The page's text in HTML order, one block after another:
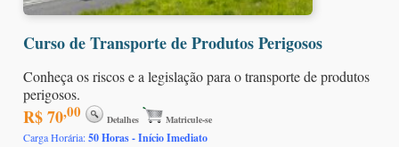
Curso de Transporte de Produtos Perigosos
Conheça os riscos e a legislação para o transporte de produtos
perigosos.
R$ 70,00 Detalhes Matricule-se
Carga Horária:50 Horas - Início Imediato